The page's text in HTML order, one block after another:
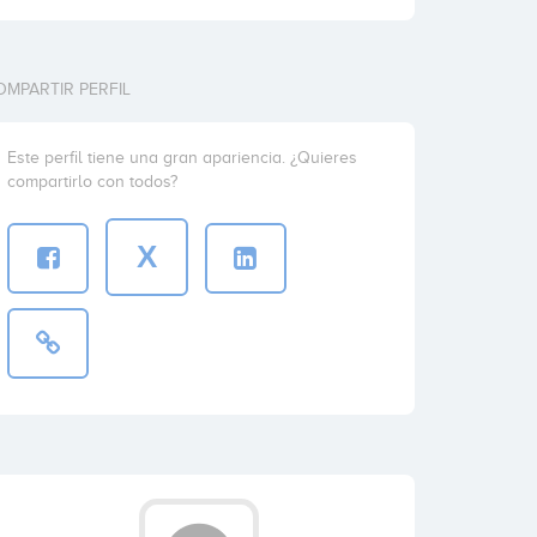
PERFIL
Este perfil tiene una gran apariencia. ¿Quieres
compartirlo con todos?
X